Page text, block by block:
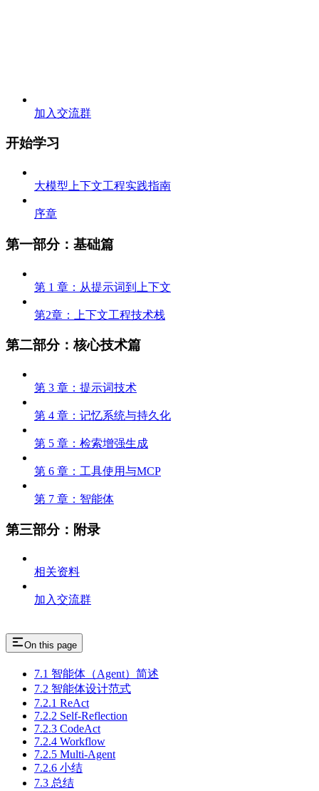
加入交流群
开始学习
大模型上下文工程实践指南
序章
第一部分：基础篇
第 1 章：从提示词到上下文
第2章：上下文工程技术栈
第二部分：核心技术篇
第 3 章：提示词技术
第 4 章：记忆系统与持久化
第 5 章：检索增强生成
第 6 章：工具使用与MCP
第 7 章：智能体
第三部分：附录
相关资料
加入交流群
On this page
7.1 智能体（Agent）简述
7.2 智能体设计范式
7.2.1 ReAct
7.2.2 Self-Reflection
7.2.3 CodeAct
7.2.4 Workflow
7.2.5 Multi-Agent
7.2.6 小结
7.3 总结